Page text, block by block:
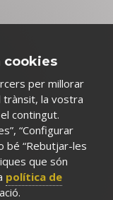
cookies
per millorar
trànsit, la vostra
contingut.
“Configurar
bé “Rebutjar-les
que són
política de